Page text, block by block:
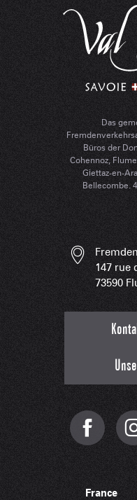
Das
Büros der
Cohennoz,
Giettaz-en-
Bellecombe.
147 rue
73590
France